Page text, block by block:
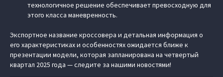
технологичное решение обеспечивает превосходную для
этого класса маневренность.
Экспортное название кроссовера и детальная информация о
его характеристиках и особенностях ожидается ближе к
презентации модели, которая запланирована на четвертый
квартал 2025 года — следите за нашими новостями!